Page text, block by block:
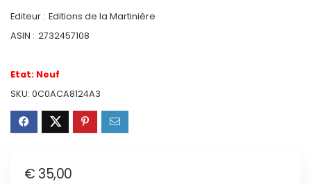
Editeur : Editions de la Martinière
ASIN : 2732457108
Etat: Neuf
SKU: 0C0ACA8124A3
€ 35,00